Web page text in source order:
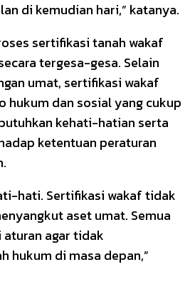
di kemudian hari,” katanya.
sertifikasi tanah wakaf
tergesa-gesa. Selain
umat, sertifikasi wakaf
dan sosial yang cukup
kehati-hatian serta
ketentuan peraturan
hati. Sertifikasi wakaf tidak
aset umat. Semua
agar tidak
hukum di masa depan,”